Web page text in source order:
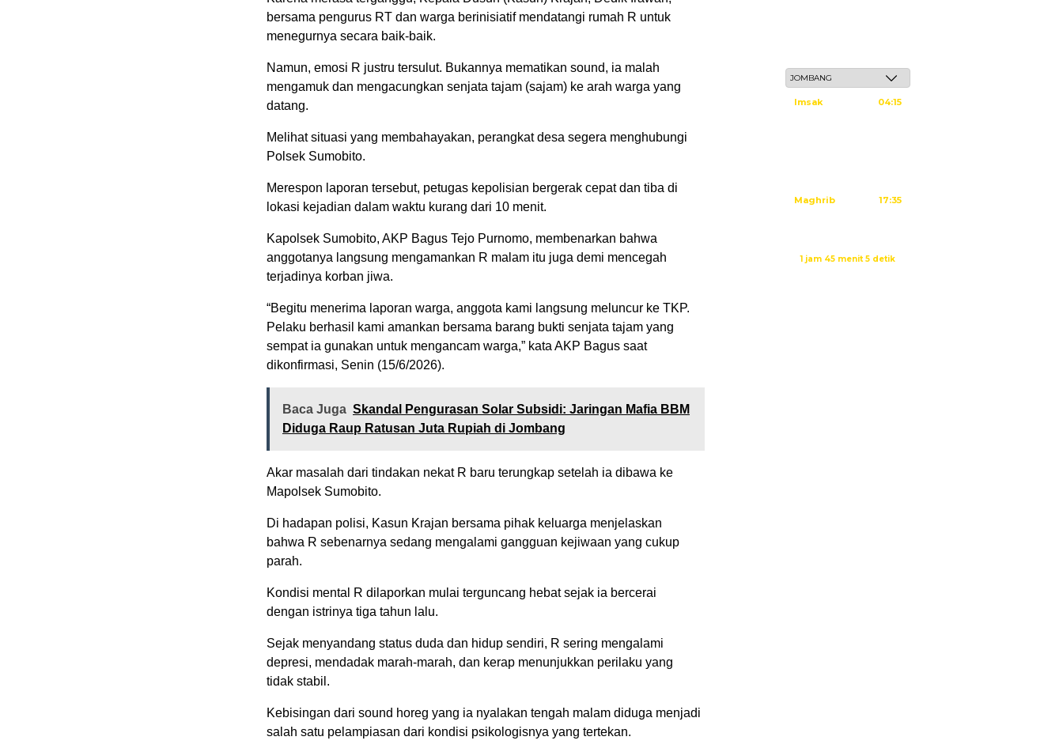
bersama pengurus RT dan warga berinisiatif mendatangi rumah R untuk
menegurnya secara baik-baik.
Namun, emosi R justru tersulut. Bukannya mematikan sound, ia malah
mengamuk dan mengacungkan senjata tajam (sajam) ke arah warga yang
datang.
Melihat situasi yang membahayakan, perangkat desa segera menghubungi
Polsek Sumobito.
Merespon laporan tersebut, petugas kepolisian bergerak cepat dan tiba di
lokasi kejadian dalam waktu kurang dari 10 menit.
Kapolsek Sumobito, AKP Bagus Tejo Purnomo, membenarkan bahwa
anggotanya langsung mengamankan R malam itu juga demi mencegah
terjadinya korban jiwa.
“Begitu menerima laporan warga, anggota kami langsung meluncur ke TKP.
Pelaku berhasil kami amankan bersama barang bukti senjata tajam yang
sempat ia gunakan untuk mengancam warga,” kata AKP Bagus saat
dikonfirmasi, Senin (15/6/2026).
Baca Juga Skandal Pengurasan Solar Subsidi: Jaringan Mafia BBM
Diduga Raup Ratusan Juta Rupiah di Jombang
Akar masalah dari tindakan nekat R baru terungkap setelah ia dibawa ke
Mapolsek Sumobito.
Di hadapan polisi, Kasun Krajan bersama pihak keluarga menjelaskan
bahwa R sebenarnya sedang mengalami gangguan kejiwaan yang cukup
parah.
Kondisi mental R dilaporkan mulai terguncang hebat sejak ia bercerai
dengan istrinya tiga tahun lalu.
Sejak menyandang status duda dan hidup sendiri, R sering mengalami
depresi, mendadak marah-marah, dan kerap menunjukkan perilaku yang
tidak stabil.
Kebisingan dari sound horeg yang ia nyalakan tengah malam diduga menjadi
salah satu pelampiasan dari kondisi psikologisnya yang tertekan.
Imsak 04:15
Maghrib 17:35
1 jam 45 menit 4 detik